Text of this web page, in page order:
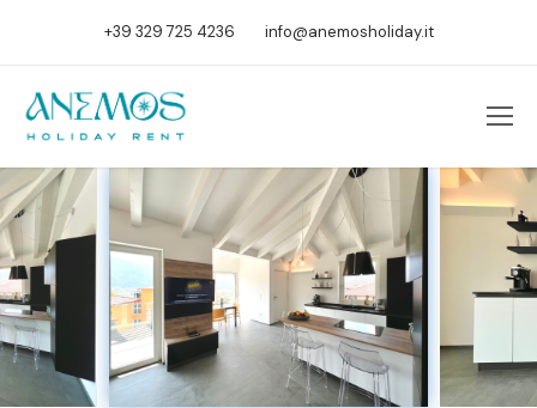
+39 329 725 4236 info@anemosholiday.it